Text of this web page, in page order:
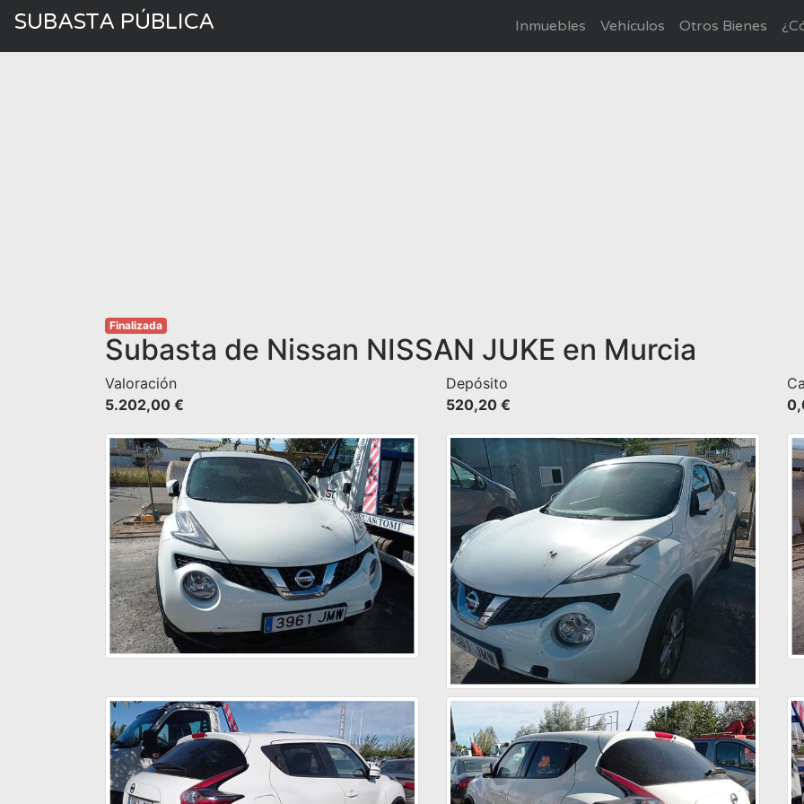
SUBASTA PÚBLICA Inmuebles Vehículos Otros Bienes
Finalizada
Subasta de Nissan NISSAN JUKE en Murcia
Valoración
5.202,00 €
Depósito
520,20 €